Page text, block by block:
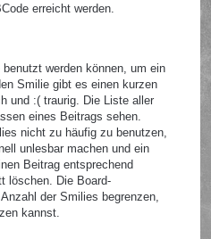
erreicht werden.
werden können, um ein
Smilie gibt es einen kurzen
und :( traurig. Die Liste aller
eines Beitrags sehen.
nicht zu häufig zu benutzen,
unlesbar machen und ein
Beitrag entsprechend
löschen. Die Board-
der Smilies begrenzen,
kannst.